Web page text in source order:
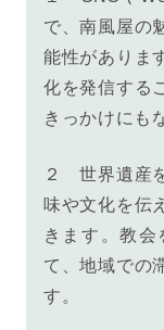
で、南風屋の
能性がありま
化を発信する
きっかけにも
２世界遺産
味や文化を伝
きます。教会
て、地域での
す。